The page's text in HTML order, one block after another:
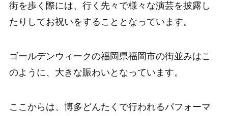
街を歩く際には、行く先々で様々な演芸を披露し
たりしてお祝いをすることとなっています。
ゴールデンウィークの福岡県福岡市の街並みはこ
のように、大きな賑わいとなっています。
ここからは、博多どんたくで行われるパフォーマ